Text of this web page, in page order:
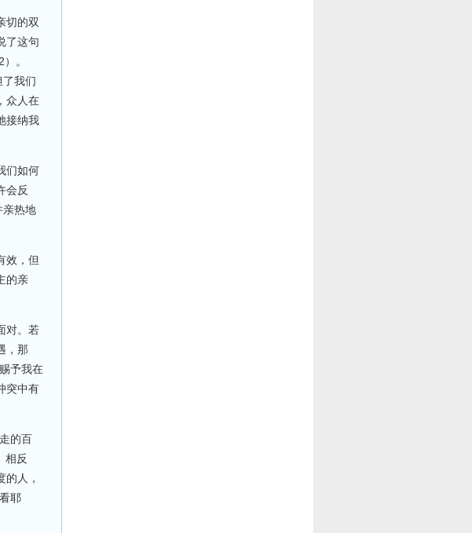
切的双
了这句
。
了我们
众人在
接纳我
们如何
会反
亲热地
效，但
的亲
对。若
，那
予我在
突中有
的百
相反
人，
耶